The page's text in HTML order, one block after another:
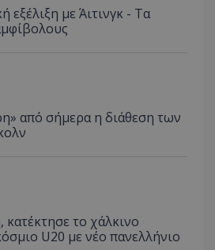
εξέλιξη με Άιτινγκ - Τα
από σήμερα η διάθεση των
το χάλκινο
U20 με νέο πανελλήνιο